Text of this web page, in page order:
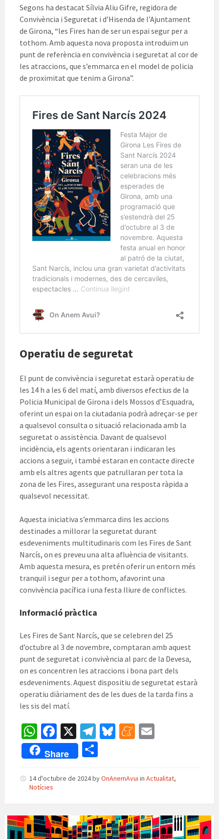
Segons ha destacat Sílvia Aliu Gifre, regidora de
Convivència i Seguretat i d’Hisenda de l’Ajuntament
de Girona, “les Fires han de ser un espai segur per a
tothom. Amb aquesta nova proposta introduïm un
punt de referència en convivència i seguretat al cor de
les atraccions, que s’emmarca en el model de policia
de proximitat que tenim a Girona”.
Operatiu de seguretat
El punt de convivència i seguretat estarà operatiu de
les 14 h a les 6 del matí, amb diversos efectius de la
Policia Municipal de Girona i dels Mossos d’Esquadra,
oferint un espai on la ciutadania podrà adreçar-se per
a qualsevol consulta o situació relacionada amb la
seguretat o assistència. Davant de qualsevol
incidència, els agents orientaran i indicaran les
accions a seguir, i també estaran en contacte directe
amb els altres agents que patrullaran per tota la
zona de les Fires, assegurant una resposta ràpida a
qualsevol necessitat.
Aquesta iniciativa s’emmarca dins les accions
destinades a millorar la seguretat durant
esdeveniments multitudinaris com les Fires de Sant
Narcís, on es preveu una alta afluència de visitants.
Amb aquesta mesura, es pretén oferir un entorn més
tranquil i segur per a tothom, afavorint una
convivència pacífica i una festa lliure de conflictes.
Informació pràctica
Les Fires de Sant Narcís, que se celebren del 25
d’octubre al 3 de novembre, comptaran amb aquest
punt de seguretat i convivència al parc de la Devesa,
on es concentren les atraccions i bona part dels
esdeveniments. Aquest dispositiu de seguretat estarà
operatiu diàriament des de les dues de la tarda fins a
les sis del matí.
W
h
at
sA
p
p
Fa
ce
b
o
k
X
Te
le
gr
a
Bl
ky
M
ea
e
l
Share
m
ar
te
14 d'octubre de 2024byOnAnemAvui in Actualitat,
Notícies
Girona
Samarreta